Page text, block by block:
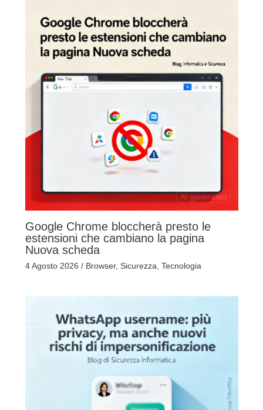
Google Chrome bloccherà presto le
estensioni che cambiano la pagina
Nuova scheda
4 Agosto 2026 / Browser, Sicurezza Tecnologia